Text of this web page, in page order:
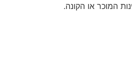
המוכר או הקונה.